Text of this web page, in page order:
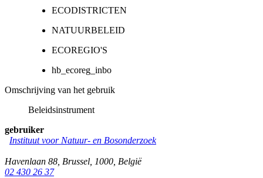
ECODISTRICTEN
NATUURBELEID
ECOREGIO'S
hb_ecoreg_inbo
Omschrijving van het gebruik
Beleidsinstrument
gebruiker
Instituut voor Natuur- en Bosonderzoek
Havenlaan 88 Brussel 1000 België
02 430 26 37